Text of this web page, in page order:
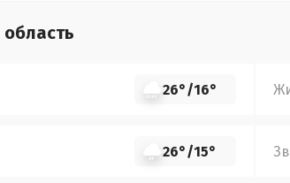
область
26°/16°
26°/15°